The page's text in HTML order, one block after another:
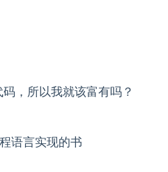
，所以我就该富有吗？
语言实现的书